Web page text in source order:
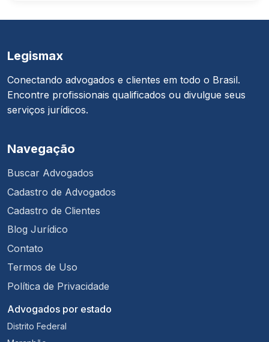
Legismax
Conectando advogados e clientes em todo o Brasil.
Encontre profissionais qualificados ou divulgue seus
serviços jurídicos.
Navegação
Buscar Advogados
Cadastro de Advogados
Cadastro de Clientes
Blog Jurídico
Contato
Termos de Uso
Política de Privacidade
Advogados por estado
Distrito Federal